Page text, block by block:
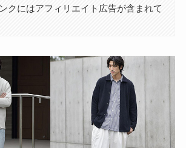
クにはアフィリエイト広告が含まれて